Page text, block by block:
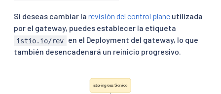
Si deseas cambiar la revisión del control plane utilizada
por el gateway, puedes establecer la etiqueta
istio.io/rev
en el Deployment del gateway, lo que
también desencadenará un reinicio progresivo.